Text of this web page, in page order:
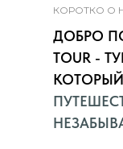
ДОБРО
TOUR -
КОРОТКО О